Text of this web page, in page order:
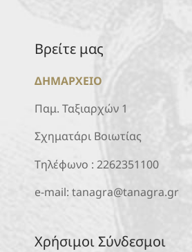
Βρείτε μας
ΔΗΜΑΡΧΕΙΟ
Παμ. Ταξιαρχών 1
Σχηματάρι Βοιωτίας
Τηλέφωνο : 2262351100
e-mail: tanagra@tanagra.gr
Χρήσιμοι Σύνδεσμοι